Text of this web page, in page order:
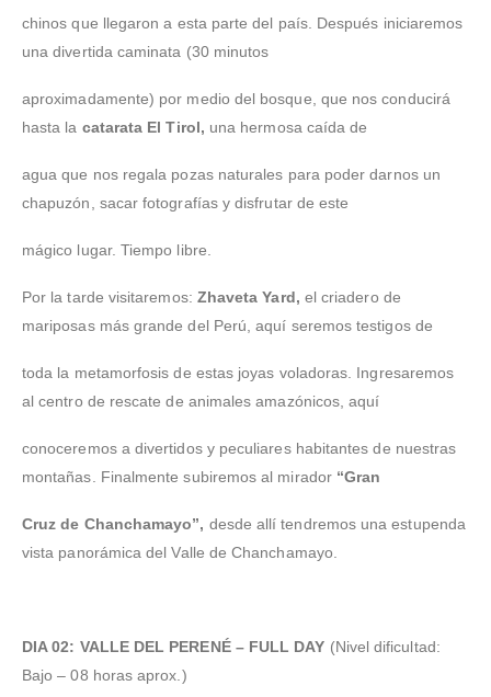
chinos que llegaron a esta parte del país. Después iniciaremos
una divertida caminata (30 minutos
aproximadamente) por medio del bosque, que nos conducirá
hasta la catarata El Tirol, una hermosa caída de
agua que nos regala pozas naturales para poder darnos un
chapuzón, sacar fotografías y disfrutar de este
mágico lugar. Tiempo libre.
Por la tarde visitaremos: Zhaveta Yard, el criadero de
mariposas más grande del Perú, aquí seremos testigos de
toda la metamorfosis de estas joyas voladoras. Ingresaremos
al centro de rescate de animales amazónicos, aquí
conoceremos a divertidos y peculiares habitantes de nuestras
montañas. Finalmente subiremos al mirador “Gran
Cruz de Chanchamayo”, desde allí tendremos una estupenda
vista panorámica del Valle de Chanchamayo.
DIA 02: VALLE DEL PERENÉ – FULL DAY (Nivel dificultad:
Bajo – 08 horas aprox.)